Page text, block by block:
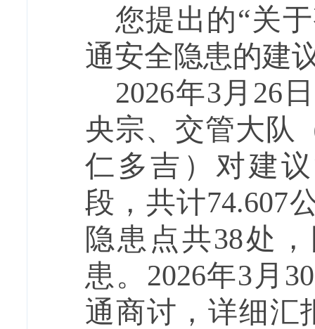
您提出的“关
通安全隐患的建
2026年3月26
央宗、交管大队
仁多吉）对建议
段，共计74.607
隐患点共38处
患。2026年3月
通商讨，详细汇